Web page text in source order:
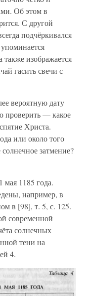
Об этом в
С другой
подчёркивался
изображается
гасить свечи с
вероятную дату
проверить — какое
Христа.
или около того
затмение?
мая 1185 года.
например, в
в [98], т. 5, с. 125.
современной
солнечных
тени на
4.